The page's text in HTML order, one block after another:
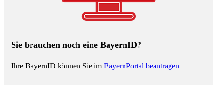
Sie brauchen noch eine BayernID?
Ihre BayernID können Sie im BayernPortal beantragen.